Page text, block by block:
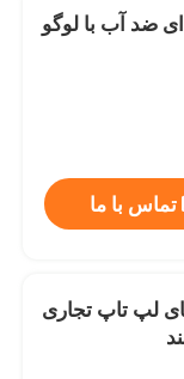
ضد آب با لوگو
تماس با ما
لپ تاپ تجاری